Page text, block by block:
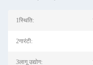
1स्थि‍ति:
2गारंटी:
3लागू उद्योग: